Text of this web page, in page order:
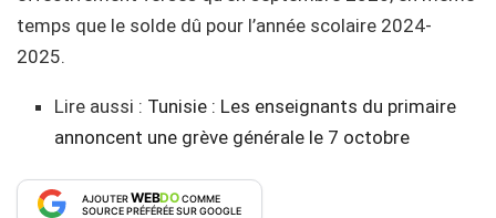
temps que le solde dû pour l’année scolaire 2024-
2025.
Lire aussi : Tunisie : Les enseignants du primaire
annoncent une grève générale le 7 octobre
AJOUTERWEBDOCOMME
SOURCE PRÉFÉRÉE SUR GOOGLE